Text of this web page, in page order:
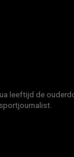
leeftijd de